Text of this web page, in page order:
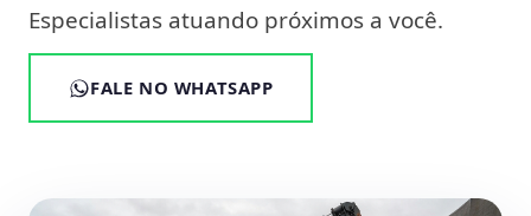
Especialistas atuando próximos a você.
FALE NO WHATSAPP